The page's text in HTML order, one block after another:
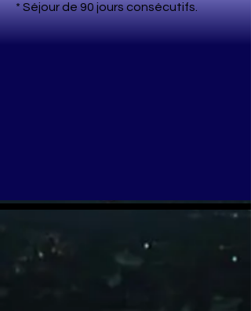
* Séjour de 90 jours consécutifs.